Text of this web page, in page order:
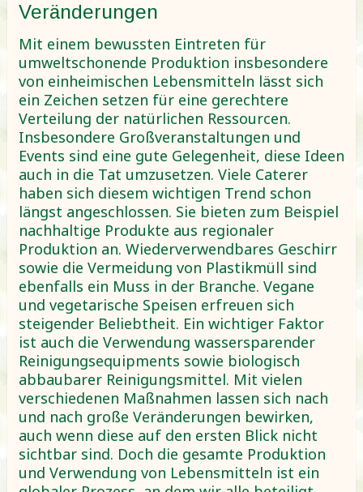
Veränderungen
Mit einem bewussten Eintreten für
umweltschonende Produktion insbesondere
von einheimischen Lebensmitteln lässt sich
ein Zeichen setzen für eine gerechtere
Verteilung der natürlichen Ressourcen.
Insbesondere Großveranstaltungen und
Events sind eine gute Gelegenheit, diese Ideen
auch in die Tat umzusetzen. Viele Caterer
haben sich diesem wichtigen Trend schon
längst angeschlossen. Sie bieten zum Beispiel
nachhaltige Produkte aus regionaler
Produktion an. Wiederverwendbares Geschirr
sowie die Vermeidung von Plastikmüll sind
ebenfalls ein Muss in der Branche. Vegane
und vegetarische Speisen erfreuen sich
steigender Beliebtheit. Ein wichtiger Faktor
ist auch die Verwendung wassersparender
Reinigungsequipments sowie biologisch
abbaubarer Reinigungsmittel. Mit vielen
verschiedenen Maßnahmen lassen sich nach
und nach große Veränderungen bewirken,
auch wenn diese auf den ersten Blick nicht
sichtbar sind. Doch die gesamte Produktion
und Verwendung von Lebensmitteln ist ein